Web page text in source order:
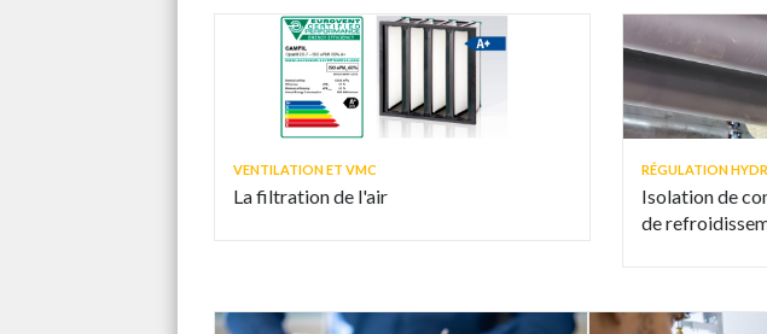
VENTILATION ET VMC
La filtration de l'air
RÉGULATION
Isolation de
de